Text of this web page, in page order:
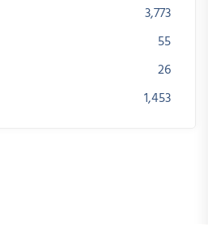
3,773
55
26
1,453